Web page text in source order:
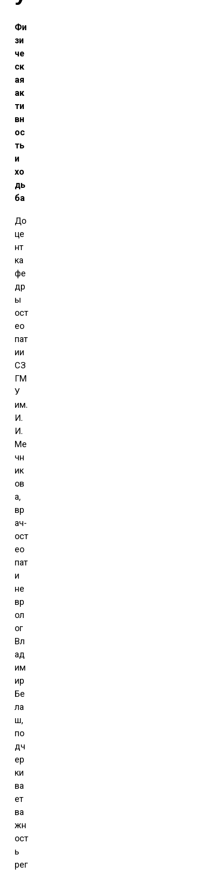
Фи
зи
че
ск
ая
ак
ти
вн
ос
ть
и
хо
дь
ба
До
це
нт
ка
фе
др
ы
ост
ео
пат
ии
СЗ
ГМ
У
им.
И.
И.
Ме
чн
ик
ов
а,
вр
ач-
ост
ео
пат
и
не
вр
ол
ог
Вл
ад
им
ир
Бе
ла
ш,
по
дч
ер
ки
ва
ет
ва
жн
ост
ь
рег